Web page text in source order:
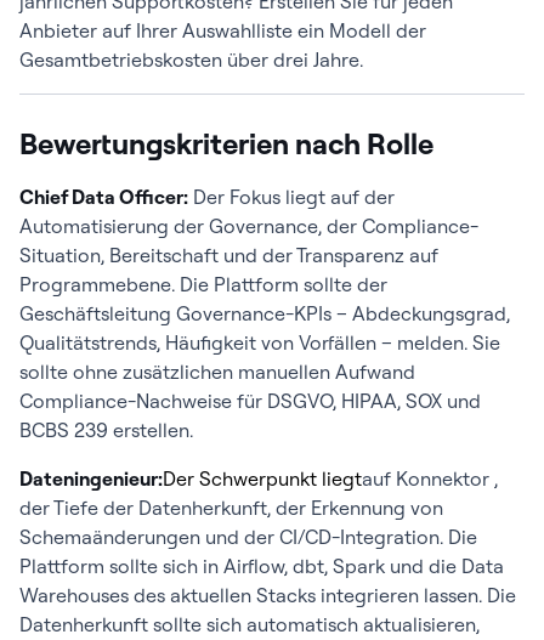
Anbieter auf Ihrer Auswahlliste ein Modell der
Gesamtbetriebskosten über drei Jahre.
Bewertungskriterien nach Rolle
Chief Data Officer: Der Fokus liegt auf der
Automatisierung der Governance, der Compliance-
Situation, Bereitschaft und der Transparenz auf
Programmebene. Die Plattform sollte der
Geschäftsleitung Governance-KPIs – Abdeckungsgrad,
Qualitätstrends, Häufigkeit von Vorfällen – melden. Sie
sollte ohne zusätzlichen manuellen Aufwand
Compliance-Nachweise für DSGVO, HIPAA, SOX und
BCBS 239 erstellen.
Dateningenieur:Der Schwerpunkt liegtauf Konnektor ,
der Tiefe der Datenherkunft, der Erkennung von
Schemaänderungen und der CI/CD-Integration. Die
Plattform sollte sich in Airflow, dbt, Spark und die Data
Warehouses des aktuellen Stacks integrieren lassen. Die
Datenherkunft sollte sich automatisch aktualisieren,